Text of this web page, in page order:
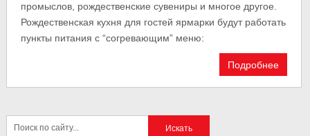
промыслов, рождественские сувениры и многое другое.
Рождественская кухня для гостей ярмарки будут работать
пункты питания с “согревающим” меню:
Подробнее